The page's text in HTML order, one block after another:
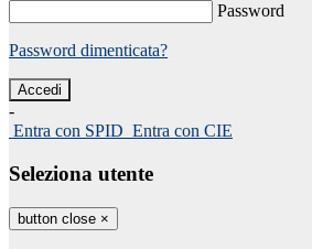
Password
Password dimenticata?
-
Entra con SPID Entra con CIE
Seleziona utente
button close ×